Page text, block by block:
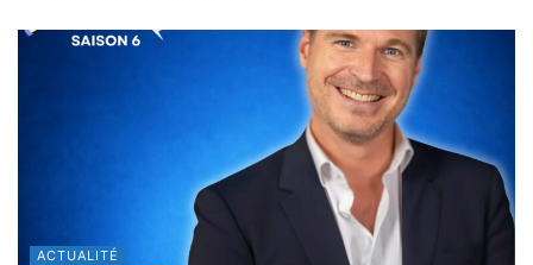
ACTUALITÉ